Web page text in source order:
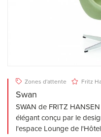
Zones d'attente Fritz
Swan
SWAN de FRITZ
élégant conçu par le
l'espace Lounge de